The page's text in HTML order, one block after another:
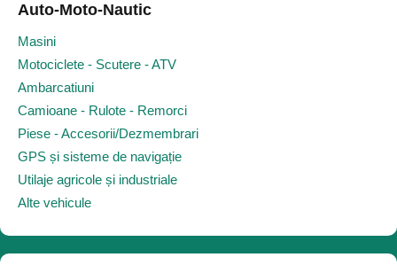
Auto-Moto-Nautic
Masini
Motociclete - Scutere - ATV
Ambarcatiuni
Camioane - Rulote - Remorci
Piese - Accesorii/Dezmembrari
GPS și sisteme de navigație
Utilaje agricole și industriale
Alte vehicule